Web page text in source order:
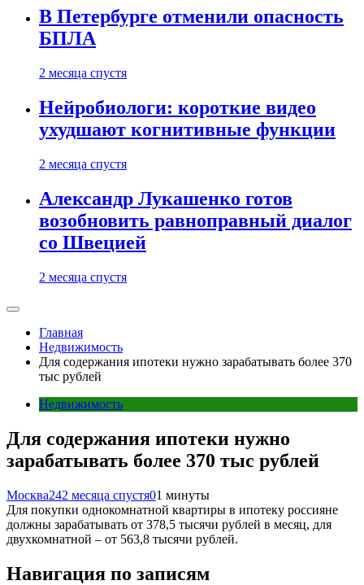
В Петербурге отменили опасность
БПЛА
2 месяца спустя
Нейробиологи: короткие видео
ухудшают когнитивные функции
2 месяца спустя
Александр Лукашенко готов
возобновить равноправный диалог
со Швецией
2 месяца спустя
Главная
Недвижимость
Для содержания ипотеки нужно зарабатывать более 370
тыс рублей
Недвижимость
Для содержания ипотеки нужно
зарабатывать более 370 тыс рублей
Москва242 месяца спустя01 минуты
Для покупки однокомнатной квартиры в ипотеку россияне
должны зарабатывать от 378,5 тысячи рублей в месяц, для
двухкомнатной – от 563,8 тысячи рублей.
Навигация по записям